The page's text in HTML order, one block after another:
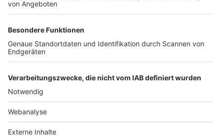
TOP-PARTNER
Nutzungsbedingungen Datenschutz Impressum